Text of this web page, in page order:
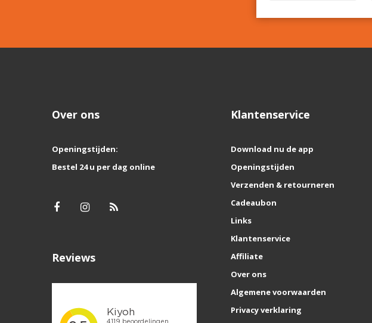
Over ons
Openingstijden:
Bestel 24 u per dag online
Reviews
Klantenservice
Download nu de app
Openingstijden
Verzenden & retourneren
Cadeaubon
Links
Klantenservice
Affiliate
Over ons
Algemene voorwaarden
Privacy verklaring